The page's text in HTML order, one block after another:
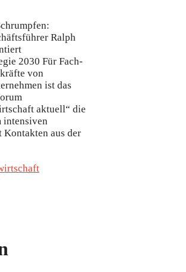
Ralph
2030 Für Fach-
von
ist das
aktuell“ die
intensiven
Kontakten aus der